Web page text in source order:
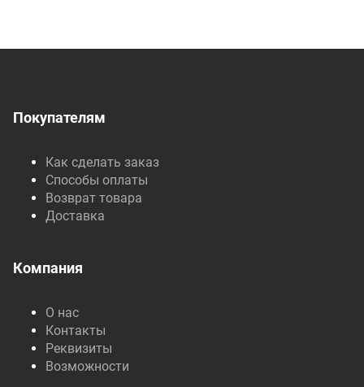
Покупателям
Как сделать заказ
Способы оплаты
Возврат товара
Доставка
Компания
О нас
Контакты
Реквизиты
Возможности